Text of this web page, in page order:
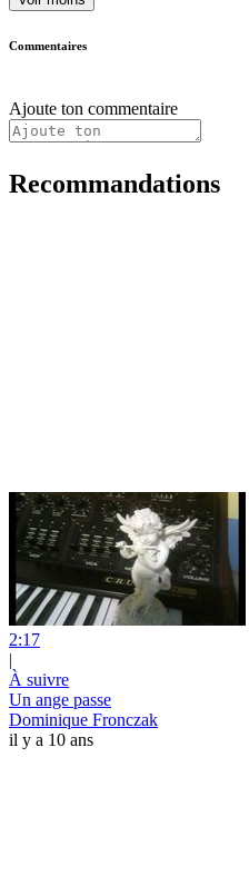
Commentaires
Ajoute ton commentaire
Recommandations
2:17
|
À suivre
Un ange passe
Dominique Fronczak
il y a 10 ans